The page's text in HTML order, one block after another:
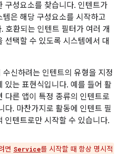
구성요소를 찾습니다. 인텐트가
은 해당 구성요소를 시작하고
호환되는 인텐트 필터가 여러 개
선택할 수 있도록 시스템에서 대
신하려는 인텐트의 유형을 지정
있는 표현식입니다. 예를 들어 활
다른 앱이 특정 종류의 인텐트로
다. 마찬가지로 활동에 인텐트 필
인텐트로만 시작할 수 있습니다.
면 Service를 시작할 때 항상 명시적